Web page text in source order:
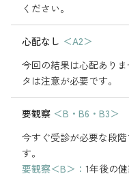
ください。
心配なし ＜A2＞
今回の結果は心配あり
タは注意が必要です。
要観察 ＜B・B6・B3＞
今すぐ受診が必要な段
す。
要観察＜B＞： 1年後の